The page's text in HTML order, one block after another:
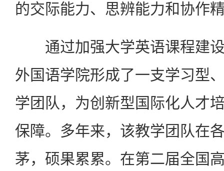
的交际能力、思辨能力和协作
通过加强大学英语课程建设
外国语学院形成了一支学习型
学团队，为创新型国际化人才
保障。多年来，该教学团队在
茅，硕果累累。在第二届全国